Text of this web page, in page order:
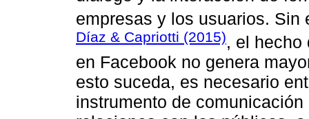
empresas y los usuarios.
Díaz & Capriotti (2015), el hecho
en Facebook no genera
esto suceda, es necesario
instrumento de